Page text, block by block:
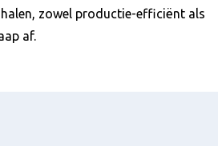
zowel productie-efficiënt als
af.